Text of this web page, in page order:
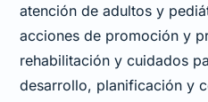
atención de adultos y
acciones de promoción y
rehabilitación y cuidados
desarrollo, planificación y